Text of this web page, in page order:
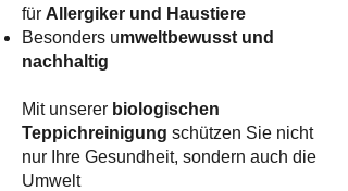
für Allergiker und Haustiere
Besonders umweltbewusst und
nachhaltig
Mit unserer biologischen
Teppichreinigung schützen Sie nicht
nur Ihre Gesundheit, sondern auch die
Umwelt